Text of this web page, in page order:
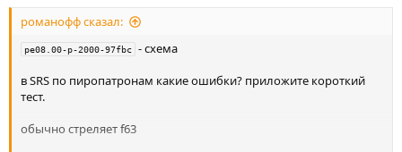
романофф сказал:
pe08.00-p-2000-97fbc - схема
в SRS по пиропатронам какие ошибки? приложите короткий
тест.
обычно стреляет f63